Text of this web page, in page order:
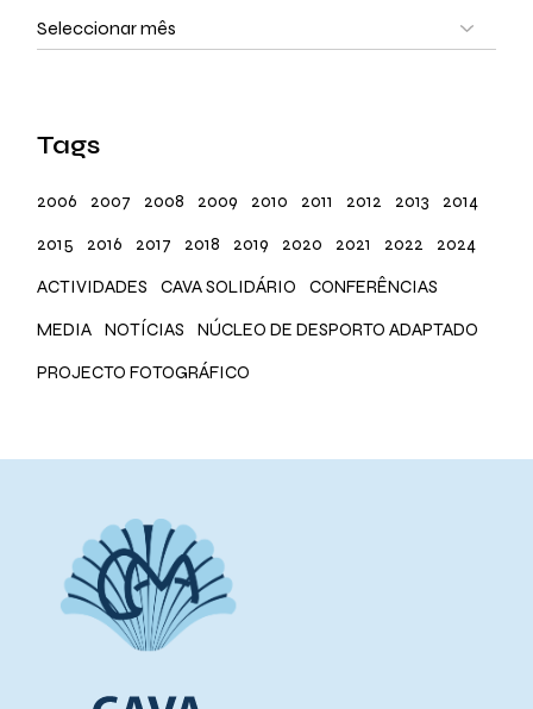
Tags
2006 2007 2008 2009 2010 2011 2012 2013
2014
2015
2016 2017 2018 2019 2020 2021 2022
2024
ACTIVIDADES
CAVA SOLIDÁRIO
CONFERÊNCIAS
MEDIA
NOTÍCIAS
NÚCLEO DE DESPORTO ADAPTADO
PROJECTO FOTOGRÁFICO